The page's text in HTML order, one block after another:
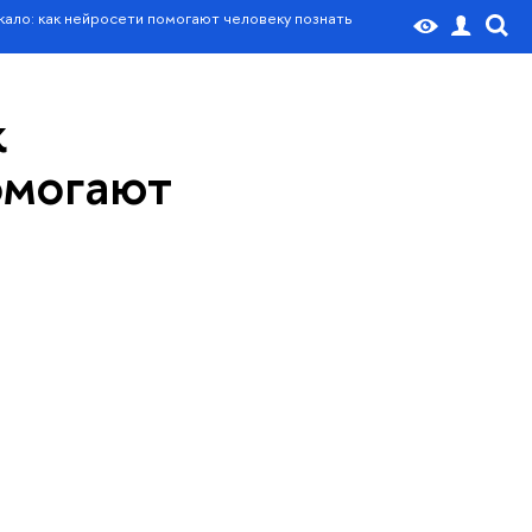
как нейросети помогают человеку познать